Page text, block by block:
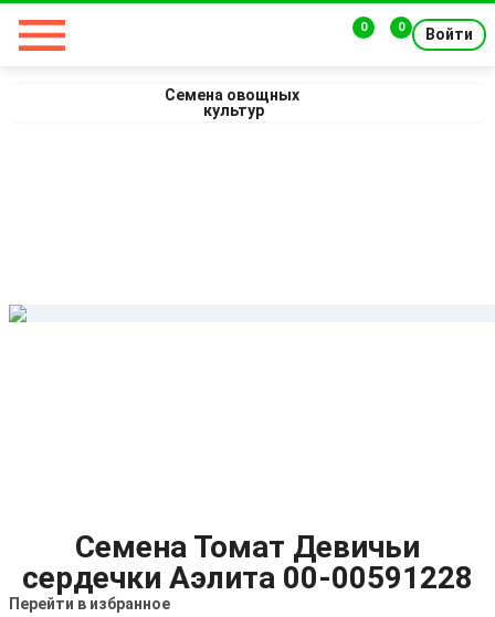
0 0 Войти
Семена овощных
культур
Семена Томат Девичьи
сердечки Аэлита 00-00591228
Перейти в избранное